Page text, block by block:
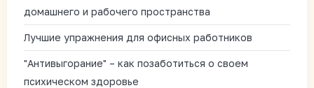
домашнего и рабочего пространства
Лучшие упражнения для офисных работников
"Антивыгорание" – как позаботиться о своем
психическом здоровье